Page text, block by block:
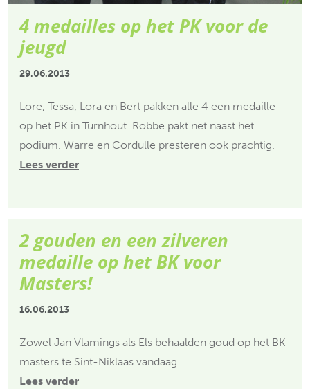
4 medailles op het PK voor de
jeugd
29.06.2013
Lore, Tessa, Lora en Bert pakken alle 4 een medaille
op het PK in Turnhout. Robbe pakt net naast het
podium. Warre en Cordulle presteren ook prachtig.
Lees verder
2 gouden en een zilveren
medaille op het BK voor
Masters!
16.06.2013
Zowel Jan Vlamings als Els behaalden goud op het BK
masters te Sint-Niklaas vandaag.
Lees verder